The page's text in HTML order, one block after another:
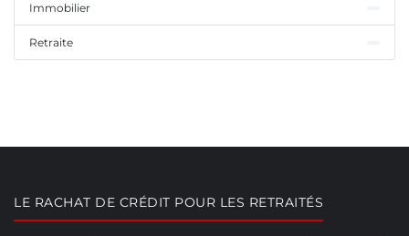
Immobilier
Retraite
LE RACHAT DE CRÉDIT POUR LES RETRAITÉS